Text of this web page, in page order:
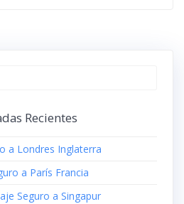
Recientes
a Londres Inglaterra
a París Francia
Seguro a Singapur